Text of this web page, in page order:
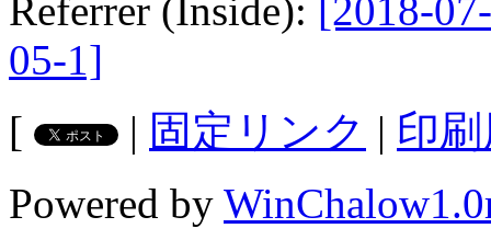
Referrer (Inside): [2018-
05-1]
[
| 固定リンク | 印
Powered by